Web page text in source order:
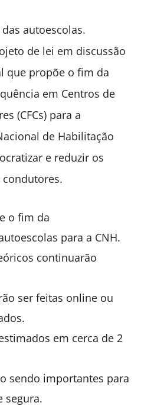
autoescolas.
de lei em discussão
que propõe o fim da
em Centros de
(CFCs) para a
de Habilitação
e reduzir os
o fim da
para a CNH.
continuarão
ser feitas online ou
em cerca de 2
sendo importantes para
segura.